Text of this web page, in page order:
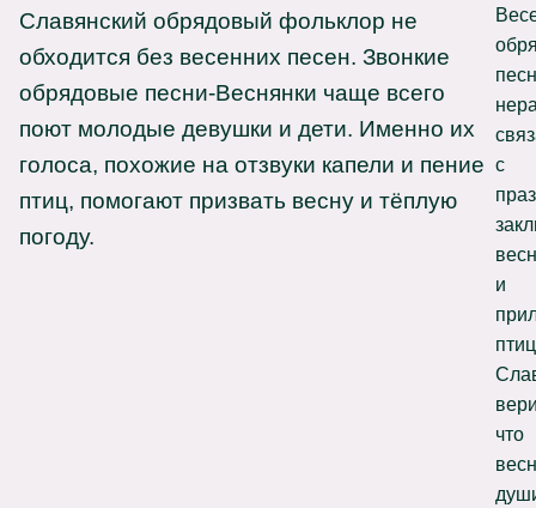
Славянский обрядовый фольклор не
обходится без весенних песен. Звонкие
обрядовые песни-Веснянки чаще всего
поют молодые девушки и дети. Именно их
голоса, похожие на отзвуки капели и пение
птиц, помогают призвать весну и тёплую
погоду.
с
и
что